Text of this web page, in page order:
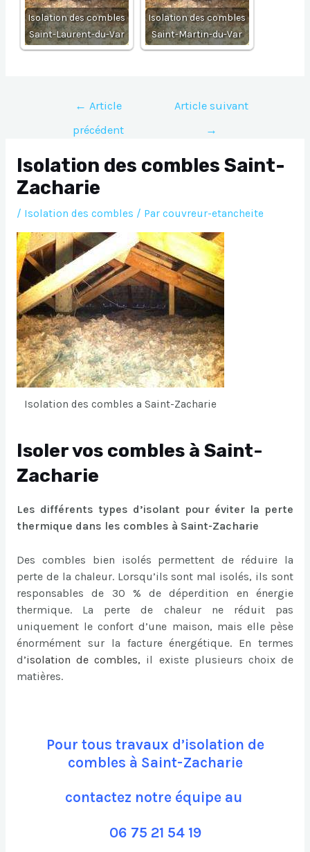
Isolation des combles
Saint-Laurent-du-Var
Isolation des combles
Saint-Martin-du-Var
Navigation
l’article
← Article
précédent
Article suivant
→
Isolation des combles Saint-
Zacharie
/ Isolation des combles / Par couvreur-etancheite
Isolation des combles a Saint-Zacharie
Isoler vos combles à Saint-
Zacharie
Les différents types d’isolant pour éviter la perte
thermique dans les combles à Saint-Zacharie
Des combles bien isolés permettent de réduire la
perte de la chaleur. Lorsqu’ils sont mal isolés, ils sont
responsables de 30 % de déperdition en énergie
thermique. La perte de chaleur ne réduit pas
uniquement le confort d’une maison, mais elle pèse
énormément sur la facture énergétique. En termes
d’isolation de combles, il existe plusieurs choix de
matières.
Pour tous travaux d’isolation de
combles à Saint-Zacharie
contactez notre équipe au
06 75 21 54 19